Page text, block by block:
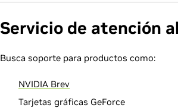
Servicio de atención
Busca soporte para productos como:
NVIDIA Brev
Tarjetas gráficas GeForce